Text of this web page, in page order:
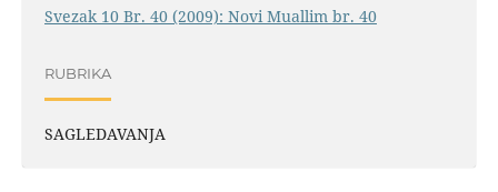
Svezak 10 Br. 40 (2009): Novi Muallim br. 40
RUBRIKA
SAGLEDAVANJA